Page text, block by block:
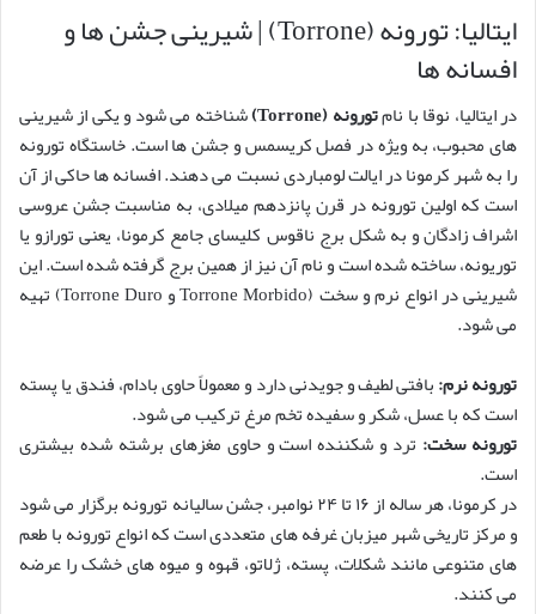
ایتالیا: تورونه (Torrone) | شیرینی جشن ها و
افسانه ها
در ایتالیا، نوقا با نامتورونه (Torrone)
شناخته می شود و یکی از شیرینی
های محبوب، به ویژه در فصل کریسمس و جشن ها است. خاستگاه تورونه
را به شهر کرمونا در ایالت لومباردی نسبت می دهند. افسانه ها حاکی از آن
است که اولین تورونه در قرن پانزدهم میلادی، به مناسبت جشن عروسی
اشراف زادگان و به شکل برج ناقوس کلیسای جامع کرمونا، یعنی تورازو یا
توریونه، ساخته شده است و نام آن نیز از همین برج گرفته شده است. این
شیرینی در انواع نرم و سخت (Torrone Morbido و Torrone Duro) تهیه
می شود.
تورونه نرم:بافتی لطیف و جویدنی دارد و معمولاً حاوی بادام، فندق یا پسته
است که با عسل، شکر و سفیده تخم مرغ ترکیب می شود.
تورونه سخت: ترد و شکننده است و حاوی مغزهای برشته شده بیشتری
است.
در کرمونا، هر ساله از ۱۶ تا ۲۴ نوامبر، جشن سالیانه تورونه برگزار می شود
و مرکز تاریخی شهر میزبان غرفه های متعددی است که انواع تورونه با طعم
های متنوعی مانند شکلات، پسته، ژلاتو، قهوه و میوه های خشک را عرضه
می کنند.